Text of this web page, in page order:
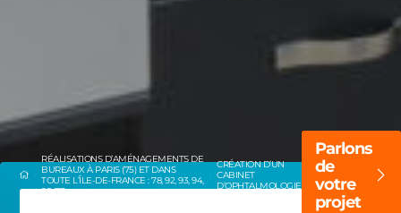
RÉALISATIONS D’AMÉNAGEMENTS DE
BUREAUX À PARIS (75) ET DANS
TOUTE L’ÎLE-DE-FRANCE : 78, 92, 93, 94,
95, 77
CRÉATION D’UN
CABINET
D’OPHTALMOLOGIE
Parlons
de
votre
projet